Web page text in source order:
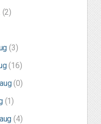
(2)
(3)
(16)
(0)
(1)
(4)